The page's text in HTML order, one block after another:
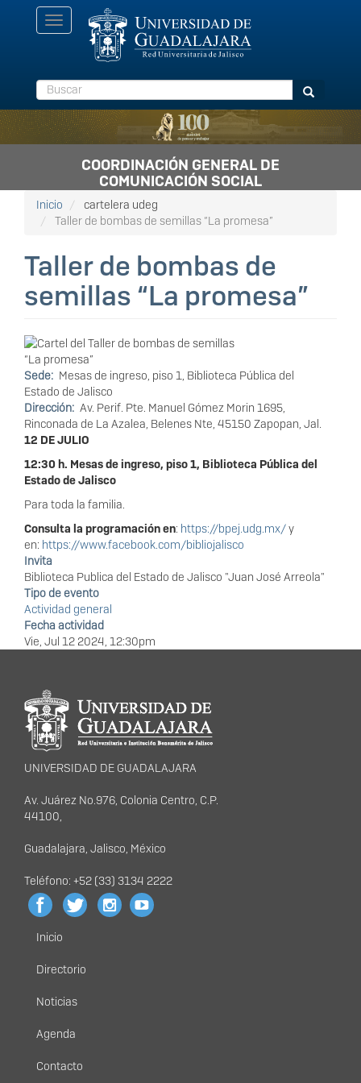
Toggle
navigation
Buscar Buscar
COORDINACIÓN GENERAL DE
COMUNICACIÓN SOCIAL
Inicio
cartelera udeg
Taller de bombas de semillas “La promesa”
Taller de bombas de
semillas “La promesa”
Sede
Mesas de ingreso, piso 1, Biblioteca Pública del
Estado de Jalisco
Dirección Av. Perif. Pte. Manuel Gómez Morin 1695,
Rinconada de La Azalea, Belenes Nte, 45150 Zapopan, Jal.
12 DE JULIO
12:30 h. Mesas de ingreso, piso 1, Biblioteca Pública del
Estado de Jalisco
Para toda la familia.
Consulta la programación en: https://bpej.udg.mx/y
en: https://www.facebook.com/bibliojalisco
Invita
Biblioteca Publica del Estado de Jalisco "Juan José Arreola"
Tipo de evento
Actividad general
Fecha actividad
Vie, Jul 12 2024, 12:30pm
Información del
portal
UNIVERSIDAD DE GUADALAJARA
Av. Juárez No.976, Colonia Centro, C.P.
44100,
Guadalajara, Jalisco, México
Teléfono: +52 (33) 3134 2222
Menú
principal
Inicio
Directorio
Noticias
Agenda
Contacto